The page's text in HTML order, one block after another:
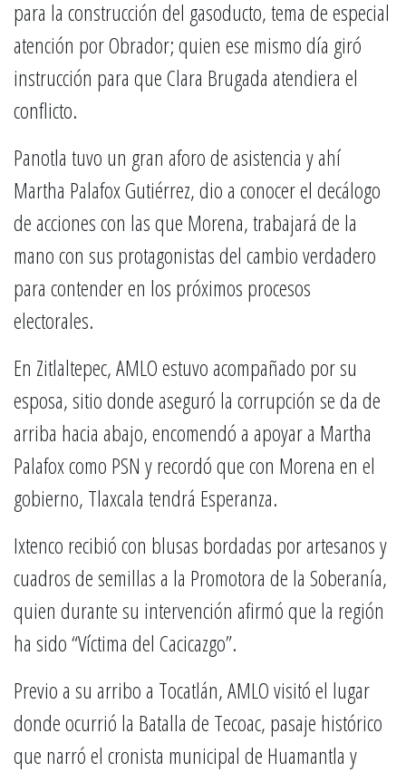
para la construcción del gasoducto, tema de especial
atención por Obrador; quien ese mismo día giró
instrucción para que Clara Brugada atendiera el
conflicto.
Panotla tuvo un gran aforo de asistencia y ahí
Martha Palafox Gutiérrez, dio a conocer el decálogo
de acciones con las que Morena, trabajará de la
mano con sus protagonistas del cambio verdadero
para contender en los próximos procesos
electorales.
En Zitlaltepec, AMLO estuvo acompañado por su
esposa, sitio donde aseguró la corrupción se da de
arriba hacia abajo, encomendó a apoyar a Martha
Palafox como PSN y recordó que con Morena en el
gobierno, Tlaxcala tendrá Esperanza.
Ixtenco recibió con blusas bordadas por artesanos y
cuadros de semillas a la Promotora de la Soberanía,
quien durante su intervención afirmó que la región
ha sido “Víctima del Cacicazgo”.
Previo a su arribo a Tocatlán, AMLO visitó el lugar
donde ocurrió la Batalla de Tecoac, pasaje histórico
que narró el cronista municipal de Huamantla y